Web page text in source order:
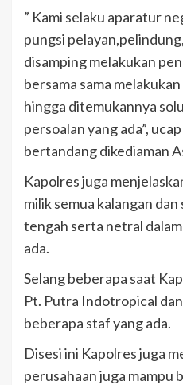
” Kami selaku aparatur
pungsi
disamping melakukan
bersama sama
hingga ditemukannya
persoalan yang ada”,
bertandang dikediaman
Kapolres juga
milik semua kalangan
tengah serta netral
ada.
Selang beberapa saat
Pt. Putra Indotropical
beberapa staf yang ada.
Disesi ini Kapolres juga
perusahaan juga mampu